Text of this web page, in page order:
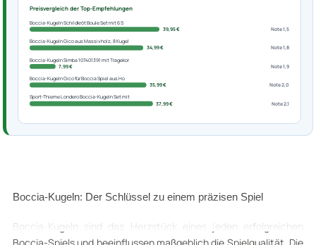
Preisvergleich der Top-Empfehlungen
Boccia-Kugeln Schildkröt Boule Set mit 6 S
39,95 €
Note 1,5
Boccia-Kugeln Gico aus Massivholz, 8 Kugel
34,99 €
Note 1,8
Boccia-Kugeln Simba 107401391 mit Tragekor
7,99 €
Note 1,9
Boccia-Kugeln Gico für Boccia Spiel aus Ho
35,99 €
Note 2,0
Sport-Thieme Londero Boccia-Kugeln Set mit
37,99 €
Note 2,1
Boccia-Kugeln: Der Schlüssel zu einem präzisen Spiel
Boccia-Kugeln sind das Herzstück eines jeden erfolgreichen